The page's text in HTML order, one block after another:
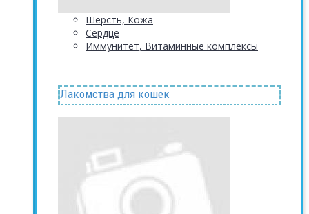
Шерсть, Кожа
Сердце
Иммунитет, Витаминные комплексы
Лакомства для кошек